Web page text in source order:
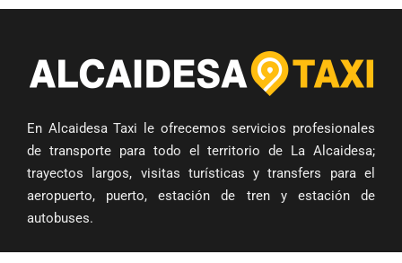
En Alcaidesa Taxi le ofrecemos servicios profesionales
de transporte para todo el territorio de La Alcaidesa;
trayectos largos, visitas turísticas y transfers para el
aeropuerto, puerto, estación de tren y estación de
autobuses.